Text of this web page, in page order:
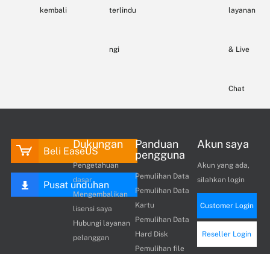
kembali terlindu
ngi
layanan
& Live
Chat
Beli EaseUS
Pusat unduhan
Dukungan
Pengetahuan
dasar
Mengembalikan
lisensi saya
Hubungi layanan
pelanggan
Panduan
pengguna
Pemulihan Data
Pemulihan Data
Kartu
Pemulihan Data
Hard Disk
Pemulihan file
Akun saya
Akun yang ada,
silahkan login
Customer Login
Reseller Login